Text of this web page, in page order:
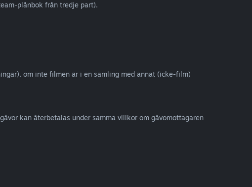
plånbok från tredje part).
om inte filmen är i en samling med annat (icke-film)
kan återbetalas under samma villkor om gåvomottagaren